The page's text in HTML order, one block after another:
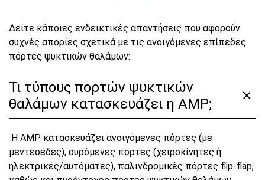
Δείτε κάποιες ενδεικτικές απαντήσεις που αφορούν
συχνές απορίες σχετικά με τις ανοιγόμενες επίπεδες
πόρτες ψυκτικών θαλάμων:
Τι τύπους πορτών ψυκτικών
θαλάμων κατασκευάζει η AMP;
Η AMP κατασκευάζει ανοιγόμενες πόρτες (με
μεντεσέδες), συρόμενες πόρτες (χειροκίνητες ή
ηλεκτρικές/αυτόματες), παλινδρομικές πόρτες flip-flap,